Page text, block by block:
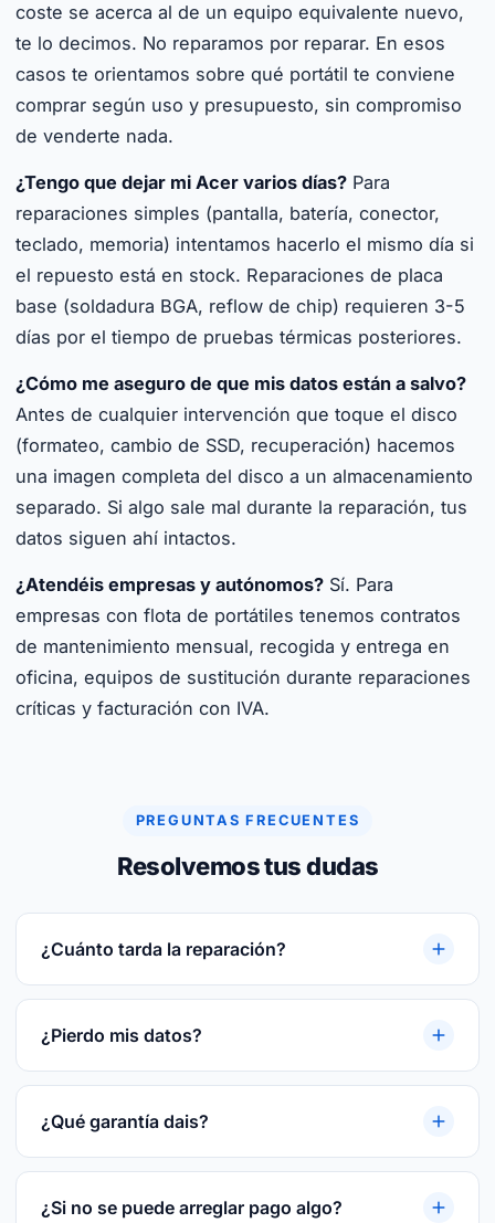
coste se acerca al de un equipo equivalente nuevo,
te lo decimos. No reparamos por reparar. En esos
casos te orientamos sobre qué portátil te conviene
comprar según uso y presupuesto, sin compromiso
de venderte nada.
¿Tengo que dejar mi Acer varios días? Para
reparaciones simples (pantalla, batería, conector,
teclado, memoria) intentamos hacerlo el mismo día si
el repuesto está en stock. Reparaciones de placa
base (soldadura BGA, reflow de chip) requieren 3-5
días por el tiempo de pruebas térmicas posteriores.
¿Cómo me aseguro de que mis datos están a salvo?
Antes de cualquier intervención que toque el disco
(formateo, cambio de SSD, recuperación) hacemos
una imagen completa del disco a un almacenamiento
separado. Si algo sale mal durante la reparación, tus
datos siguen ahí intactos.
¿Atendéis empresas y autónomos? Sí. Para
empresas con flota de portátiles tenemos contratos
de mantenimiento mensual, recogida y entrega en
oficina, equipos de sustitución durante reparaciones
críticas y facturación con IVA.
PREGUNTAS FRECUENTES
Resolvemos tus dudas
¿Cuánto tarda la reparación?
Reparaciones rápidas. Te damos plazo cerrado
tras el diagnóstico gratuito. Te damos plazo
¿Pierdo mis datos?
En la mayoría de las reparaciones, no. Si hay
riesgo te avisamos antes y hacemos backup
¿Qué garantía dais?
3 meses por escrito sobre la pieza reparada o
sustituida y sobre la mano de obra.
¿Si no se puede arreglar pago algo?